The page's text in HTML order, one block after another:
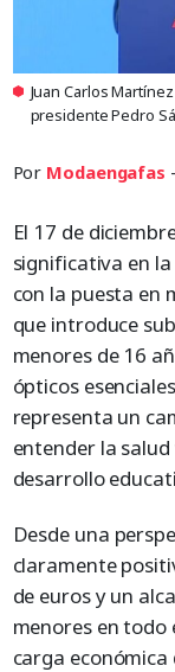
Juan Carlos
presidente Pedro
Por Modaengafas
El 17 de
significativa en
con la puesta en
que introduce
menores de 16
ópticos
representa un
entender la
desarrollo
Desde una
claramente
de euros y un
menores en todo
carga